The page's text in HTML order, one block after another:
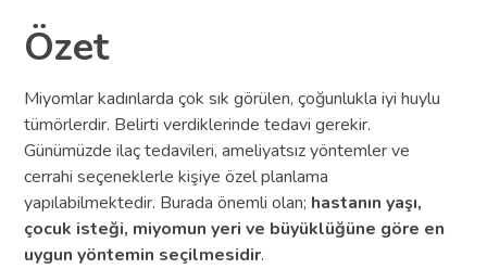
Özet
Miyomlar kadınlarda çok sık görülen, çoğunlukla iyi huylu
tümörlerdir. Belirti verdiklerinde tedavi gerekir.
Günümüzde ilaç tedavileri, ameliyatsız yöntemler ve
cerrahi seçeneklerle kişiye özel planlama
yapılabilmektedir. Burada önemli olan; hastanın yaşı,
çocuk isteği, miyomun yeri ve büyüklüğüne göre en
uygun yöntemin seçilmesidir.